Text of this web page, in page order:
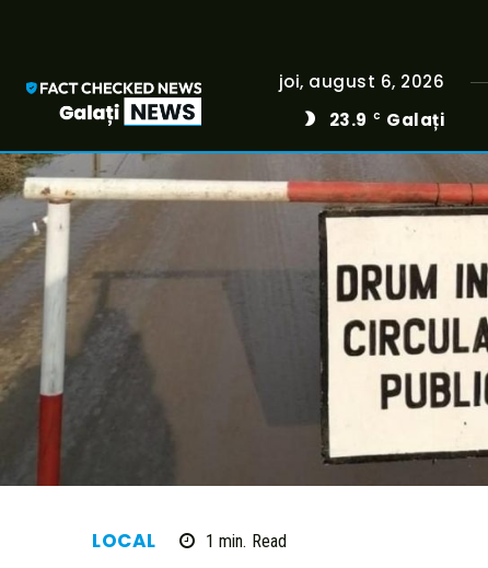
joi, august 6, 2026
23.9
C Galați
LOCAL 1 min. Read